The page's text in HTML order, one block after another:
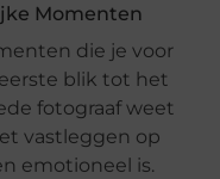
Momenten
die je voor
blik tot het
fotograaf weet
vastleggen op
emotioneel is.